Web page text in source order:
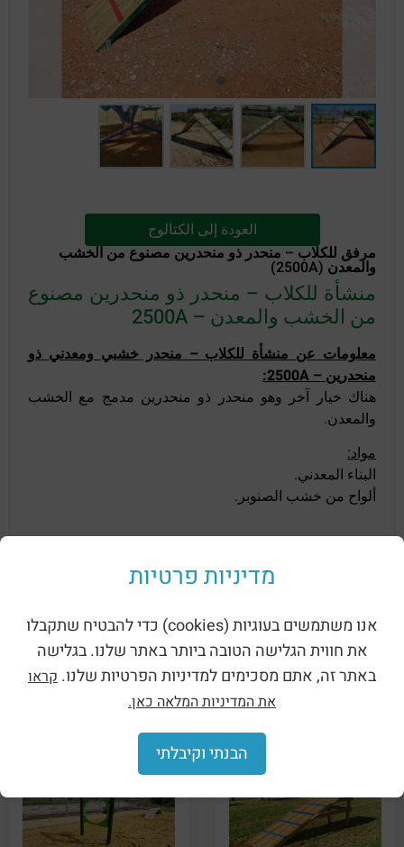
العودة إلى الكتالوج
مرفق للكلاب – منحدر ذو منحدرين مصنوع من الخشب
والمعدن (2500A)
منشأة للكلاب – منحدر ذو منحدرين مصنوع
من الخشب والمعدن – 2500A
معلومات عن منشأة للكلاب – منحدر خشبي ومعدني ذو
منحدرين – 2500A:
هناك خيار آخر وهو منحدر ذو منحدرين مدمج مع الخشب
والمعدن.
مواد:
البناء المعدني.
ألواح من خشب الصنوبر.
جهاز للكلاب – حلقات القفز مرفق للكلاب – جدار القفز
مصنوع من الخشب (2510)
מדיניות פרטיות
אנו משתמשים בעוגיות (cookies) כדי להבטיח שתקבלו
את חווית הגלישה הטובה ביותר באתר שלנו. בגלישה
באתר זה, אתם מסכימים למדיניות הפרטיות שלנו. קראו
את המדיניות המלאה כאן.
הבנתי וקיבלתי